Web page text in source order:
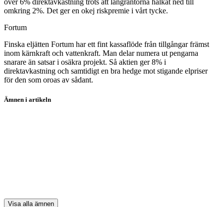
över 6% direktavkastning trots att långräntorna halkat ned till
omkring 2%. Det ger en okej riskpremie i vårt tycke.
Fortum
Finska eljätten Fortum har ett fint kassaflöde från tillgångar främst
inom kärnkraft och vattenkraft. Man delar numera ut pengarna
snarare än satsar i osäkra projekt. Så aktien ger 8% i
direktavkastning och samtidigt en bra hedge mot stigande elpriser
för den som oroas av sådant.
Ämnen i artikeln
Visa alla ämnen